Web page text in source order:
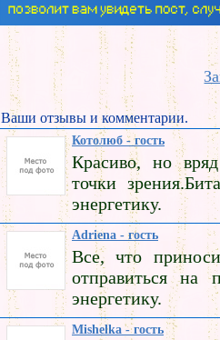
Ваши отзывы и комментарии.
Котолюб - гость
Красиво, но
точки
энергетику.
Adriena - гость
Все, что
отправиться на
энергетику.
Mishelka - гость